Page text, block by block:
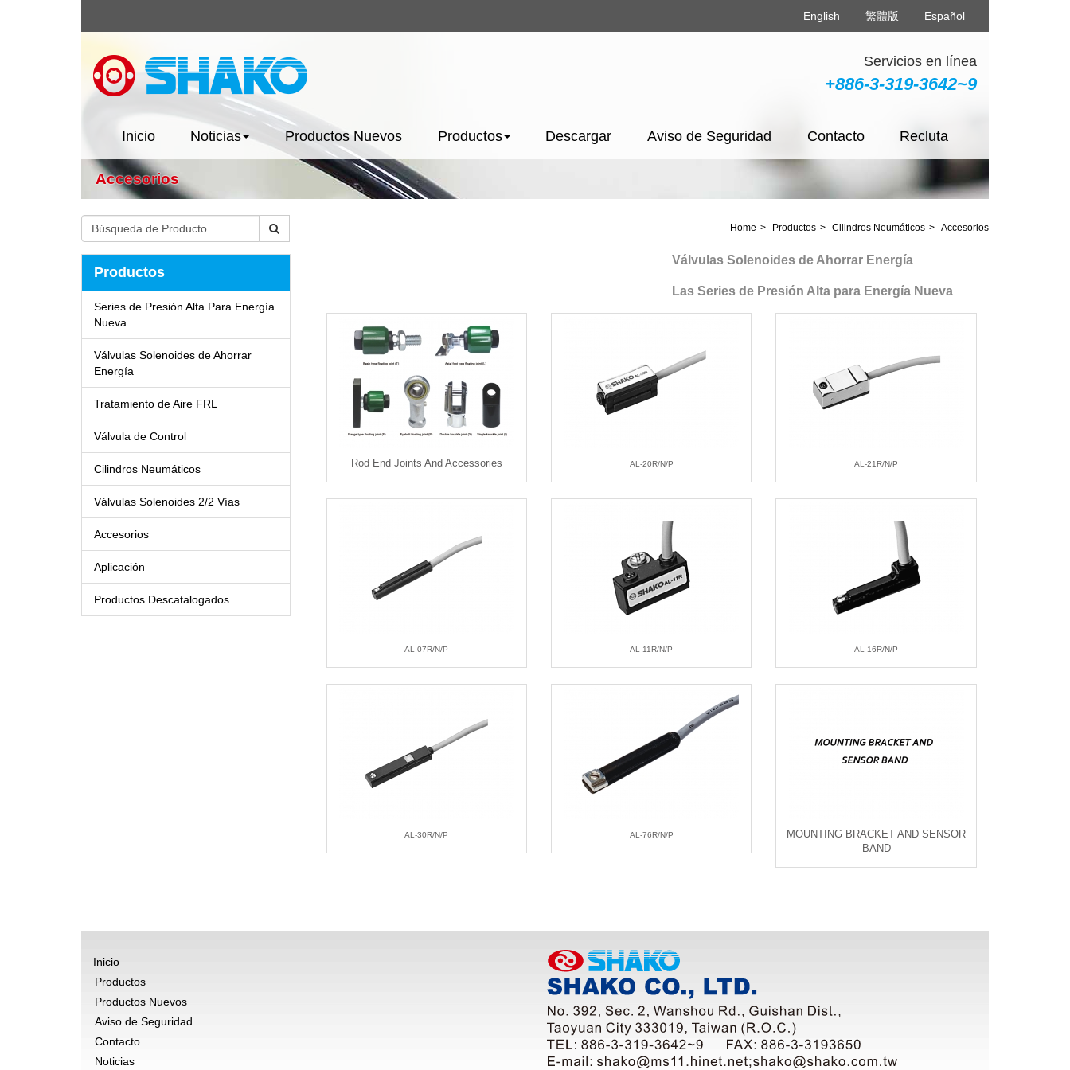
English 繁體版 Español
Servicios en línea
+886-3-319-3642~9
Inicio Noticias Productos Nuevos Productos Descargar Aviso de Seguridad Contacto Recluta
Productos
Series de Presión Alta Para Energía
Nueva
Válvulas Solenoides de Ahorrar
Energía
Tratamiento de Aire FRL
Válvula de Control
Cilindros Neumáticos
Válvulas Solenoides 2/2 Vías
Accesorios
Aplicación
Productos Descatalogados
Accesorios
Home Productos Cilindros Neumáticos Accesorios
Válvulas Solenoides de Ahorrar Energía
Las Series de Presión Alta para Energía Nueva
Rod End Joints And Accessories AL-20R/N/P AL-21R/N/P
AL-07R/N/P AL-11R/N/P AL-16R/N/P
AL-30R/N/P AL-76R/N/P MOUNTING BRACKET ANDSENSOR
BAND
Inicio
Productos
Productos Nuevos
Aviso de Seguridad
Contacto
Noticias